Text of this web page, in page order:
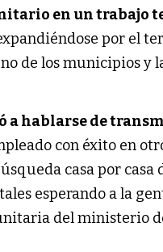
en un
por el
de los municipios y
a hablarse de
con éxito en
casa por casa
esperando a la
del ministerio